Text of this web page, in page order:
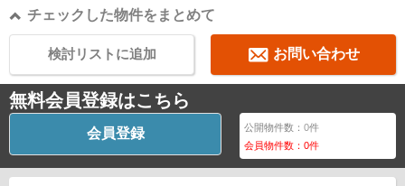
チェックした物件をまとめて
お問い合わせ
検討リストに追加
無料会員登録はこちら
会員登録 公開物件数：0件
会員物件数：0件